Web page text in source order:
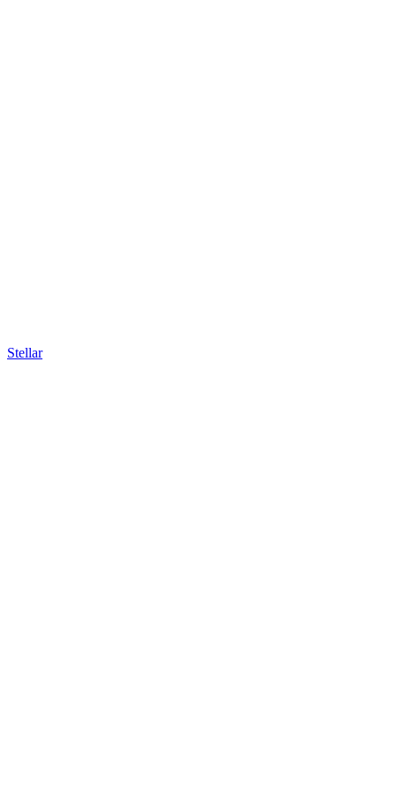
Stellar